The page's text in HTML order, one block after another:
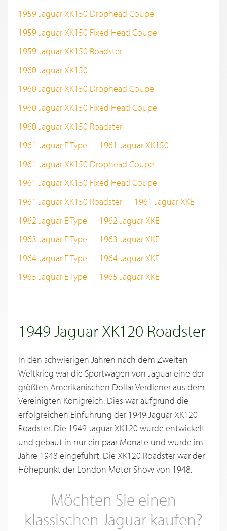
1959 Jaguar XK150 Drophead Coupe
1959 Jaguar XK150 Fixed Head Coupe
1959 Jaguar XK150 Roadster
1960 Jaguar XK150
1960 Jaguar XK150 Drophead Coupe
1960 Jaguar XK150 Fixed Head Coupe
1960 Jaguar XK150 Roadster
1961 Jaguar E Type
1961 Jaguar XK150
1961 Jaguar XK150 Drophead Coupe
1961 Jaguar XK150 Fixed Head Coupe
1961 Jaguar XK150 Roadster
1961 Jaguar XKE
1962 Jaguar E Type
1962 Jaguar XKE
1963 Jaguar E Type
1963 Jaguar XKE
1964 Jaguar E Type
1964 Jaguar XKE
1965 Jaguar E Type
1965 Jaguar XKE
1949 Jaguar XK120 Roadster
In den schwierigen Jahren nach dem Zweiten
Weltkrieg war die Sportwagen von Jaguar eine der
größten Amerikanischen Dollar Verdiener aus dem
Vereinigten Königreich. Dies war aufgrund die
erfolgreichen Einführung der 1949 Jaguar XK120
Roadster. Die 1949 Jaguar XK120 wurde entwickelt
und gebaut in nur ein paar Monate und wurde im
Jahre 1948 eingeführt. Die XK120 Roadster war der
Höhepunkt der London Motor Show von 1948.
Möchten Sie einen
klassischen Jaguar kaufen?